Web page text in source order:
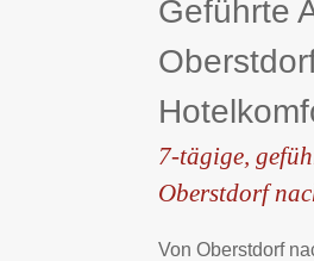
Geführte
7-tägige,
Oberstdorf
Von Oberstdorf